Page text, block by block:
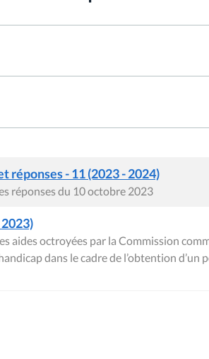
réponses - 11 (2023 - 2024)
réponses du 10 octobre 2023
aides octroyées par la Commission
dans le cadre de l’obtention d’un